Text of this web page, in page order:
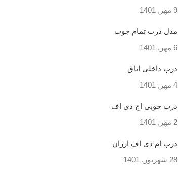
9 مهر, 1401
مدل درب تمام چوب
6 مهر, 1401
درب داخلی اتاق
4 مهر, 1401
درب چوبی اچ دی اف
2 مهر, 1401
درب ام دی اف ارزان
28 شهریور, 1401